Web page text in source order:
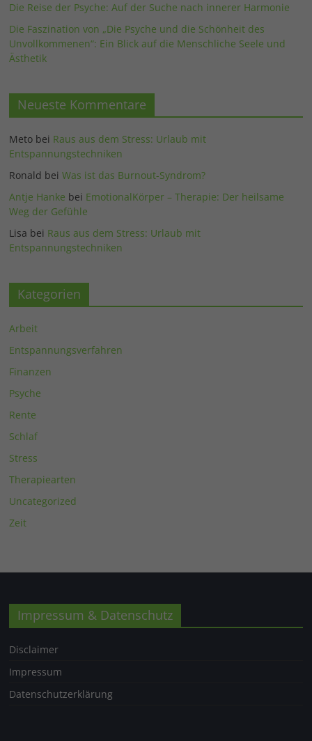
Die Reise der Psyche: Auf der Suche nach innerer Harmonie
Die Faszination von „Die Psyche und die Schönheit des
Unvollkommenen“: Ein Blick auf die Menschliche Seele und
Ästhetik
Neueste Kommentare
Meto bei Raus aus dem Stress: Urlaub mit
Entspannungstechniken
Ronald beiWas ist das Burnout-Syndrom?
Antje Hanke bei EmotionalKörper – Therapie: Der heilsame
Weg der Gefühle
Lisa bei Raus aus dem Stress: Urlaub mit
Entspannungstechniken
Kategorien
Arbeit
Entspannungsverfahren
Finanzen
Psyche
Rente
Schlaf
Stress
Therapiearten
Uncategorized
Zeit
Impressum & Datenschutz
Disclaimer
Impressum
Datenschutzerklärung